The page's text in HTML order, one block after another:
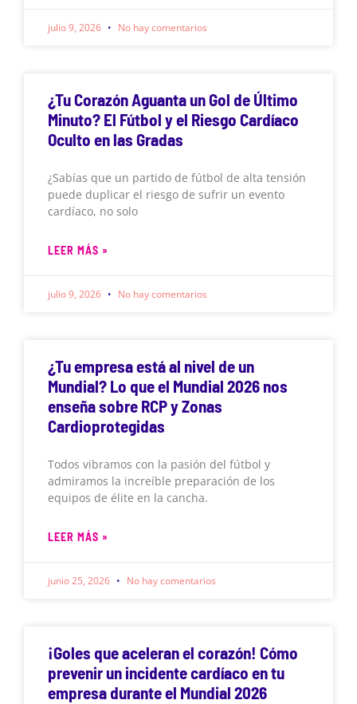
julio 9, 2026 No hay comentarios
¿Tu Corazón Aguanta un Gol de Último
Minuto? El Fútbol y el Riesgo Cardíaco
Oculto en las Gradas
¿Sabías que un partido de fútbol de alta tensión
puede duplicar el riesgo de sufrir un evento
cardíaco, no solo
LEER MÁS »
julio 9, 2026 No hay comentarios
¿Tu empresa está al nivel de un
Mundial? Lo que el Mundial 2026 nos
enseña sobre RCP y Zonas
Cardioprotegidas
Todos vibramos con la pasión del fútbol y
admiramos la increíble preparación de los
equipos de élite en la cancha.
LEER MÁS »
junio 25, 2026 No hay comentarios
¡Goles que aceleran el corazón! Cómo
prevenir un incidente cardíaco en tu
empresa durante el Mundial 2026